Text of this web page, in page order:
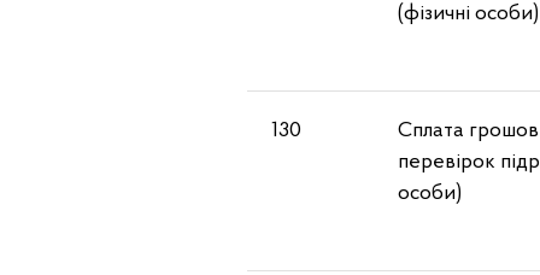
(фізичні особи)
130
Сплата
перевірок
особи)